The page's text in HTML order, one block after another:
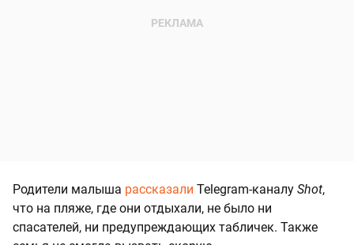
Родители малыша рассказали Telegram-каналу Shot,
что на пляже, где они отдыхали, не было ни
спасателей, ни предупреждающих табличек. Также